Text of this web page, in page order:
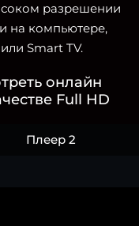
разрешении
на компьютере,
Smart TV.
онлайн
Full HD
Плеер 2